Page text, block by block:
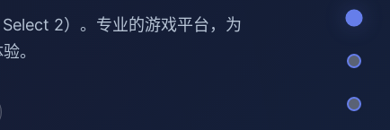
2）。专业的游戏平台，为
。